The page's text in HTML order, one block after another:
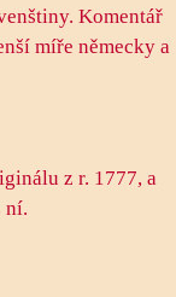
Komentář
míře německy a
z r. 1777, a
ní.